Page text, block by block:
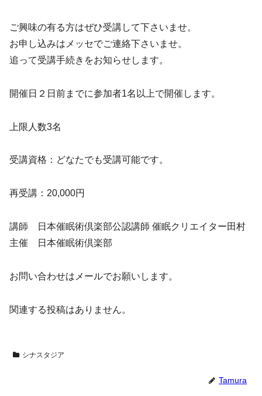
ご興味の有る方はぜひ受講して下さいませ。
お申し込みはメッセでご連絡下さいませ。
追って受講手続きをお知らせします。
開催日２日前までに参加者1名以上で開催します。
上限人数3名
受講資格：どなたでも受講可能です。
再受講：20,000円
講師 日本催眠術倶楽部公認講師 催眠クリエイター田村
主催 日本催眠術倶楽部
お問い合わせはメールでお願いします。
関連する投稿はありません。
シナスタジア
Tamura